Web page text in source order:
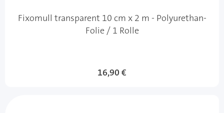
Fixomull transparent 10 cm x 2 m - Polyurethan-
Folie / 1 Rolle
16,90 €